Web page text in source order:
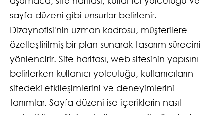
sayfa düzeni gibi unsurlar belirlenir.
Dizaynofisi'nin uzman kadrosu, müşterilere
özelleştirilmiş bir plan sunarak tasarım sürecini
yönlendirir. Site haritası, web sitesinin yapısını
belirlerken kullanıcı yolculuğu, kullanıcıların
sitedeki etkileşimlerini ve deneyimlerini
tanımlar. Sayfa düzeni ise içeriklerin nasıl